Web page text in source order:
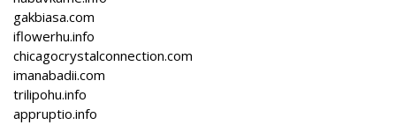
gakbiasa.com
iflowerhu.info
chicagocrystalconnection.com
imanabadii.com
trilipohu.info
appruptio.info